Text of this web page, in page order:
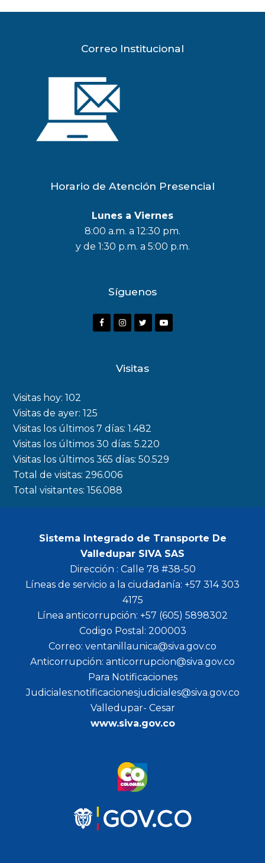
Correo Institucional
Horario de Atención Presencial
Lunes a Viernes
8:00 a.m. a 12:30 pm.
y de 1:30 p.m. a 5:00 p.m.
Síguenos
F
o
k
I
a
m
r
Y
Visitas
Visitas hoy:102
Visitas de ayer:125
Visitas los últimos 7 días:1.482
Visitas los últimos 30 días:5.220
Visitas los últimos 365 días:50.529
Total de visitas:296.006
Total visitantes:156.088
Sistema Integrado de Transporte De
Valledupar SIVA SAS
Dirección : Calle 78 #38-50
Líneas de servicio a la ciudadanía: +57 314 303
4175
Línea anticorrupción: +57 (605) 5898302
Codigo Postal: 200003
Correo: ventanillaunica@siva.gov.co
Anticorrupción: anticorrupcion@siva.gov.co
Para Notificaciones
Judiciales:notificacionesjudiciales@siva.gov.co
Valledupar- Cesar
www.siva.gov.co